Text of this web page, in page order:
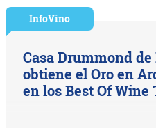
InfoVino
Casa Drummond
obtiene el Oro en
en los Best Of Wine